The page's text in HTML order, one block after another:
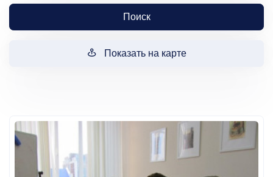
Поиск
Показать на карте